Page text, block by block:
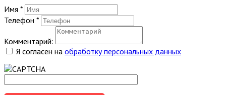
Имя *
Телефон *
Комментарий:
Я согласен на обработку персональных данных